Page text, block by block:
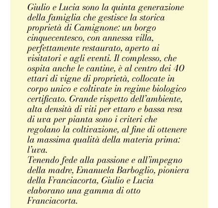
Giulio e Lucia sono la quinta generazione
della famiglia che gestisce la storica
proprietà di Camignone: un borgo
cinquecentesco, con annessa villa,
perfettamente restaurato, aperto ai
visitatori e agli eventi. Il complesso, che
ospita anche le cantine, è al centro dei 40
ettari di vigne di proprietà, collocate in
corpo unico e coltivate in regime biologico
certificato. Grande rispetto dell’ambiente,
alta densità di viti per ettaro e bassa resa
di uva per pianta sono i criteri che
regolano la coltivazione, al fine di ottenere
la massima qualità della materia prima:
l’uva.
Tenendo fede alla passione e all’impegno
della madre, Emanuela Barboglio, pioniera
della Franciacorta, Giulio e Lucia
elaborano una gamma di otto
Franciacorta.